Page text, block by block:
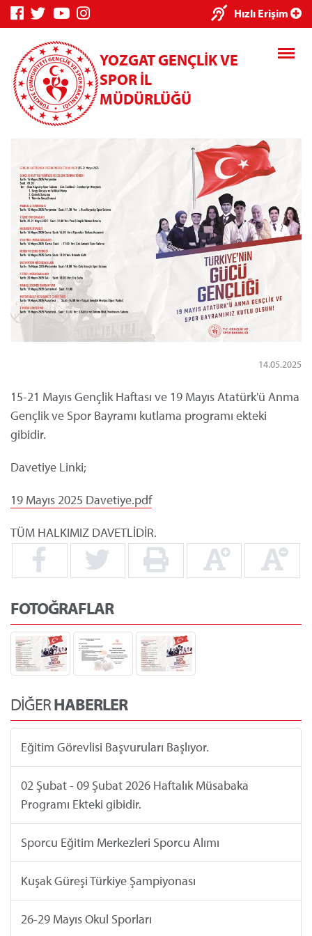
Hızlı Erişim
YOZGAT GENÇLİK VE
SPOR İL
MÜDÜRLÜĞÜ
14.05.2025
15-21 Mayıs Gençlik Haftası ve 19 Mayıs Atatürk'ü Anma
Gençlik ve Spor Bayramı kutlama programı ekteki
gibidir.
Davetiye Linki;
19 Mayıs 2025 Davetiye.pdf
TÜM HALKIMIZ DAVETLİDİR.
FOTOĞRAFLAR
DİĞERHABERLER
Eğitim Görevlisi Başvuruları Başlıyor.
02 Şubat - 09 Şubat 2026 Haftalık Müsabaka
Programı Ekteki gibidir.
Sporcu Eğitim Merkezleri Sporcu Alımı
Kuşak Güreşi Türkiye Şampiyonası
26-29 Mayıs Okul Sporları
×
Sistemi
Kredi/Yurt
İşlemleri
Kredi/Yurt E-
Ödeme